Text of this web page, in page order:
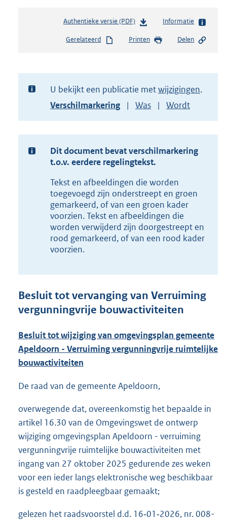
Authentieke versie (PDF)b
s
n
g
t
t
:
1
,
1
M
b
Informatie
Gerelateerd Printen Delen
U bekijkt een publicatie metwijzigingen
Toon
versie
van
document
Verschilmarkering Was Wordt
Dit document bevat verschilmarkering
t.o.v. eerdere regelingtekst.
Tekst en afbeeldingen die worden
toegevoegd zijn onderstreept en groen
gemarkeerd, of van een groen kader
voorzien. Tekst en afbeeldingen die
worden verwijderd zijn doorgestreept en
rood gemarkeerd, of van een rood kader
voorzien.
Besluit tot vervanging van Verruiming
vergunningvrije bouwactiviteiten
Besluit tot wijziging van omgevingsplan gemeente
Apeldoorn - Verruiming vergunningvrije ruimtelijke
bouwactiviteiten
De raad van de gemeente Apeldoorn,
overwegende dat, overeenkomstig het bepaalde in
artikel 16.30 van de Omgevingswet de ontwerp
wijziging omgevingsplan Apeldoorn - verruiming
vergunningvrije ruimtelijke bouwactiviteiten met
ingang van 27 oktober 2025 gedurende zes weken
voor een ieder langs elektronische weg beschikbaar
is gesteld en raadpleegbaar gemaakt;
gelezen het raadsvoorstel d.d. 16‑01‑2026, nr. 008-